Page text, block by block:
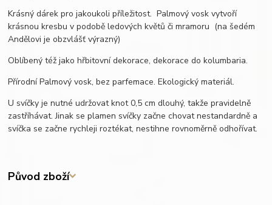
Krásný dárek pro jakoukoli příležitost. Palmový vosk vytvoří
krásnou kresbu v podobě ledových květů či mramoru (na šedém
Andělovi je obzvlášť výrazný)
Oblíbený též jako hřbitovní dekorace, dekorace do kolumbaria.
Přírodní Palmový vosk, bez parfemace. Ekologický materiál.
U svíčky je nutné udržovat knot 0,5 cm dlouhý, takže pravidelně
zastříhávat. Jinak se plamen svíčky začne chovat nestandardně a
svíčka se začne rychleji roztékat, nestihne rovnoměrně odhořívat.
Původ zboží